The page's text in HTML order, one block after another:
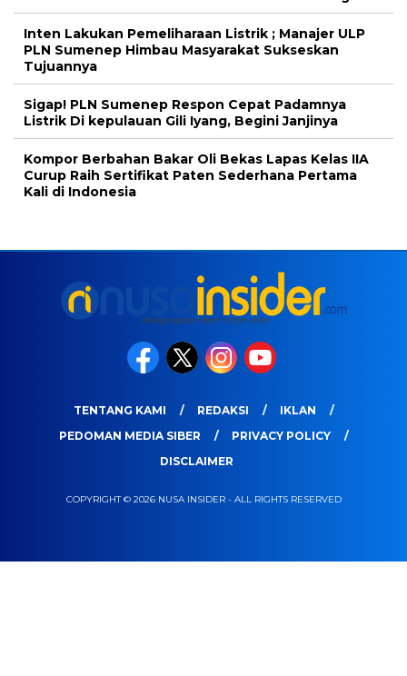
Inten Lakukan Pemeliharaan Listrik ; Manajer ULP
PLN Sumenep Himbau Masyarakat Sukseskan
Tujuannya
Sigap! PLN Sumenep Respon Cepat Padamnya
Listrik Di kepulauan Gili Iyang, Begini Janjinya
Kompor Berbahan Bakar Oli Bekas Lapas Kelas IIA
Curup Raih Sertifikat Paten Sederhana Pertama
Kali di Indonesia
TENTANG KAMI REDAKSI
IKLAN
PEDOMAN MEDIA SIBER
PRIVACY POLICY
DISCLAIMER
COPYRIGHT © 2026 NUSA INSIDER - ALL RIGHTS RESERVED